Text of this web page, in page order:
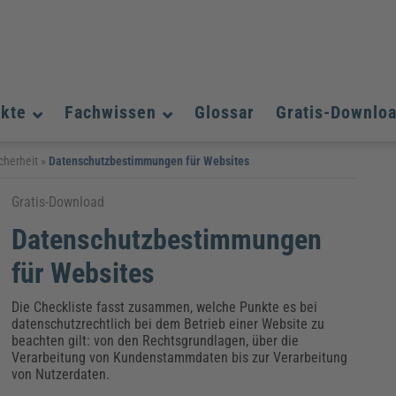
Chemikalen & Gefahrstoffe
Gefahrstoffe & REACH
Assistenz und Office-Management
Immobilienwirtschaft
Leitung, Organisation & Dokumentation
Datenschutz und IT-Sicherheit
Fachpublikationen & Arbeitshilfen
Organisation & Dokumentation
Weiterbildungen (AKADEMIE HERKERT)
Führung und Management
Fachpublikationen & Arbeitshilfen
Fachwissen
Assistenz und Office-Management
Datenschutz und IT-Sicherheit
Führung und Management
Künstliche Intelligenz
Zoll und Export
Glossar Gratis-
Assistenz und Office-Management
Datenschutz und IT-Sicherheit
Führung und Management
Künstliche Intelligenz
Zoll und Export
» Datenschutzbestimmungen für Websites
Gratis-Download
Datenschutzbestimmungen
für Websites
Die Checkliste fasst zusammen, welche Punkte es bei
datenschutzrechtlich bei dem Betrieb einer Website zu
beachten gilt: von den Rechtsgrundlagen, über die
Verarbeitung von Kundenstammdaten bis zur Verarbeitung
von Nutzerdaten.